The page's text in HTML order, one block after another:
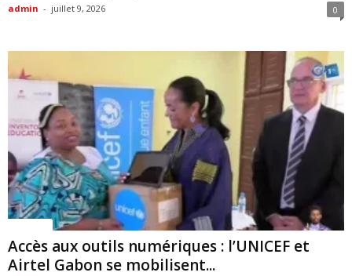
admin - juillet 9, 2026 0
Accès aux outils numériques : l’UNICEF et
Airtel Gabon se mobilisent...